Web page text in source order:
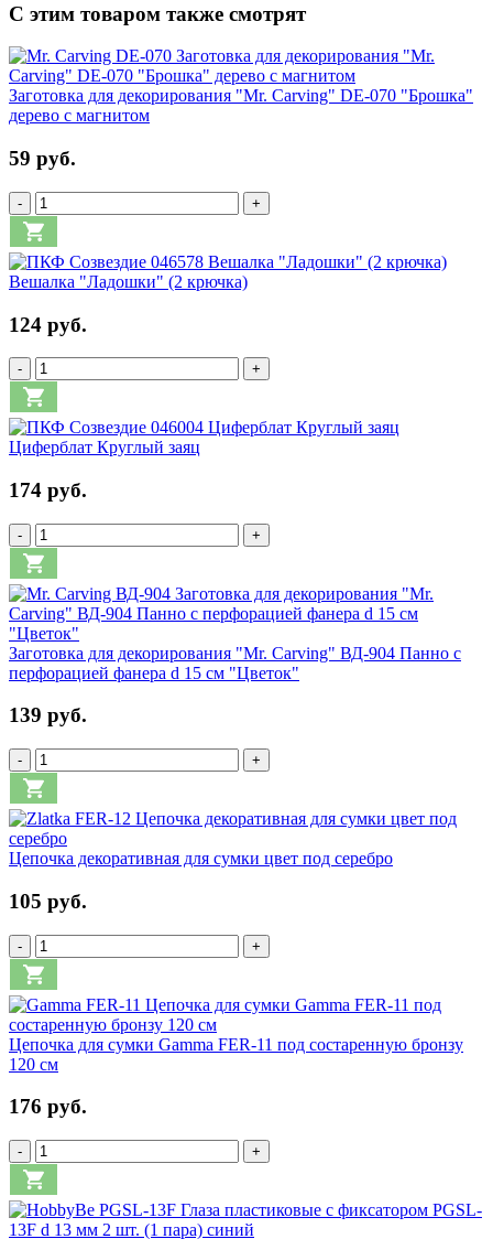
С этим товаром также смотрят
Заготовка для декорирования "Mr. Carving" DE-070 "Брошка"
дерево с магнитом
59 руб.
- +
Вешалка "Ладошки" (2 крючка)
124 руб.
- +
Циферблат Круглый заяц
174 руб.
- +
Заготовка для декорирования "Mr. Carving" ВД-904 Панно с
перфорацией фанера d 15 см "Цветок"
139 руб.
- +
Цепочка декоративная для сумки цвет под серебро
105 руб.
- +
Цепочка для сумки Gamma FER-11 под состаренную бронзу
120 см
176 руб.
- +